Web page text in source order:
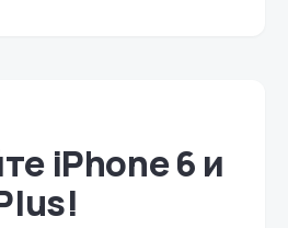
iPhone 6 и